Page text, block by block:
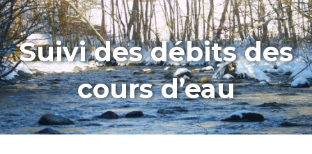
Suivi des débits des
cours d’eau